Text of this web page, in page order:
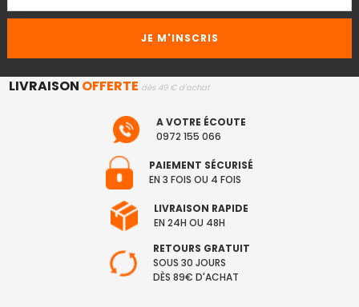
LIVRAISON OFFERTE dès 49 € d'achat
A VOTRE ÉCOUTE
0972 155 066
PAIEMENT SÉCURISÉ
EN 3 FOIS OU 4 FOIS
LIVRAISON RAPIDE
EN 24H OU 48H
RETOURS GRATUIT
SOUS 30 JOURS
DÈS 89€ D'ACHAT